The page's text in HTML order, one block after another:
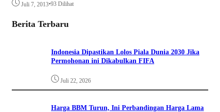
Juli 7, 2013•93 Dilihat
Berita Terbaru
Indonesia Dipastikan Lolos Piala Dunia 2030 Jika
Permohonan ini Dikabulkan FIFA
Juli 22, 2026
Harga BBM Turun, Ini Perbandingan Harga Lama